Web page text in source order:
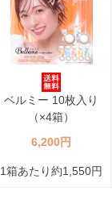
ベルミー 10枚入り
（×4箱）
6,200円
1箱あたり約1,550円